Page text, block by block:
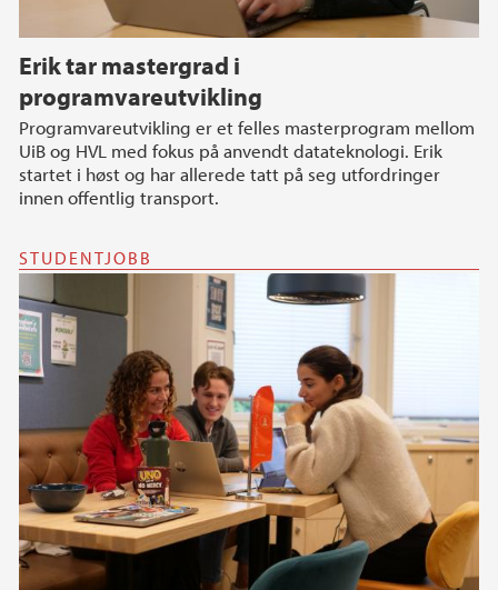
Erik tar mastergrad i
programvareutvikling
Programvareutvikling er et felles masterprogram mellom
UiB og HVL med fokus på anvendt datateknologi. Erik
startet i høst og har allerede tatt på seg utfordringer
innen offentlig transport.
STUDENTJOBB